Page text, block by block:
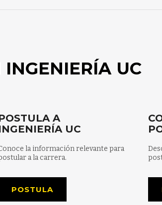
INGENIERÍA UC
A
UC
la información relevante para
a la carrera.
POSTULA